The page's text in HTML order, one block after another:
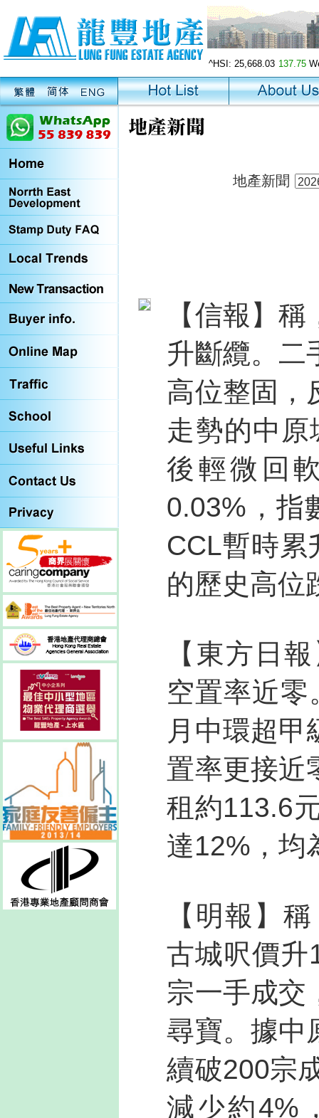
^HSI: 25,668.03 137.75
地產新聞
【信報】
升斷纜。二
高位整固，
走勢的中
後輕微回
0.03%，指
CCL暫時累
的歷史高位
【東方日
空置率近
月中環超甲
置率更接近
租約113.6
達12%，均
【明報】
古城呎價升
宗一手成交
尋寶。據中
續破200宗
減少約4%